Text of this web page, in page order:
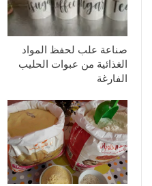
صناعة علب لحفظ المواد
الغذائية من عبوات الحليب
الفارغة